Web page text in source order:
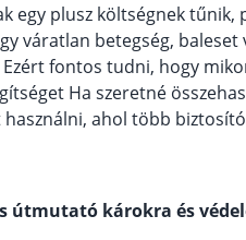
egy plusz költségnek
váratlan betegség, baleset
fontos tudni, hogy
Ha szeretné
ahol több
útmutató károkra és